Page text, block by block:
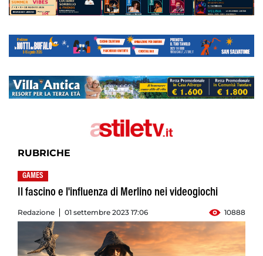
RUBRICHE
GAMES
Il fascino e l'influenza di Merlino nei videogiochi
Redazione 01 settembre 2023 17:06 10888